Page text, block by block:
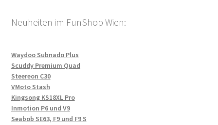
Neuheiten im FunShop Wien:
Waydoo Subnado Plus
Scuddy Premium Quad
Steereon C30
VMoto Stash
Kingsong KS18XL Pro
Inmotion P6 und V9
Seabob SE63, F9 und F9 S